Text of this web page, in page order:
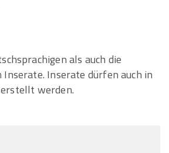
als auch die
Inserate. Inserate dürfen auch in
werden.